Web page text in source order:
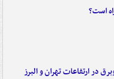
است؟
در ارتفاعات تهران و البرز